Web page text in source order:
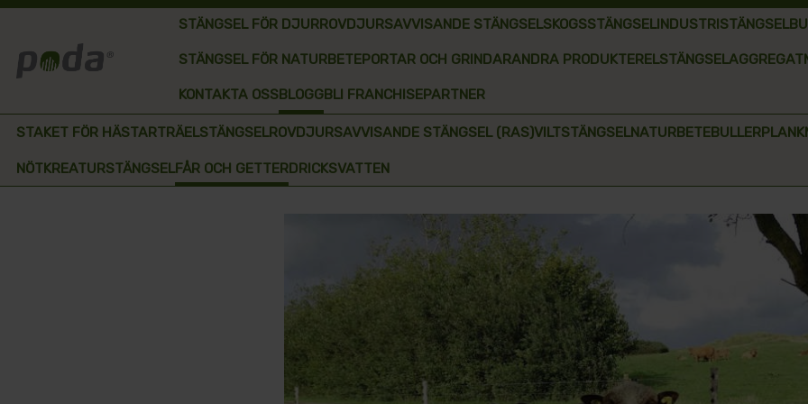
STÄNGSEL FÖR DJURROVDJURSAVVISANDE STÄNGSELSKOGSSTÄNGSELINDUSTRISTÄNGSEL
STÄNGSEL FÖR NATURBETEPORTAR OCH GRINDARANDRA PRODUKTERELSTÄNGSELAGGREGAT
KONTAKTA OSSBLOGGBLI FRANCHISEPARTNER
STAKET FÖR HÄSTARTRÄELSTÄNGSELROVDJURSAVVISANDE STÄNGSEL (RAS)VILTSTÄNGSELNATURBETEBULLERPLANK
NÖTKREATURSTÄNGSELFÅR OCH GETTERDRICKSVATTEN